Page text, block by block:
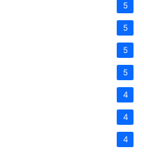
5
5
5
5
4
4
4